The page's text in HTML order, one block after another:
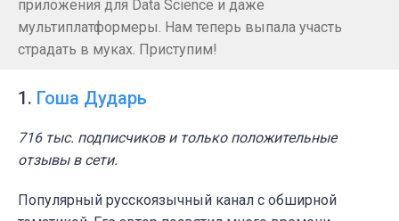
приложения для Data Science и даже
мультиплатформеры. Нам теперь выпала участь
страдать в муках. Приступим!
1. Гоша Дударь
716 тыс. подписчиков и только положительные
отзывы в сети.
Популярный русскоязычный канал с обширной